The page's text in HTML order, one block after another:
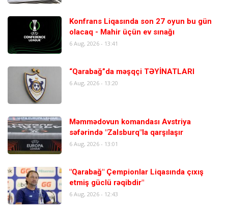
Konfrans Liqasında son 27 oyun bu gün
olacaq - Mahir üçün ev sınağı
6 Aug, 2026 - 13:41
“Qarabağ”da məşqçi TƏYİNATLARI
6 Aug, 2026 - 13:20
Məmmədovun komandası Avstriya
səfərində "Zalsburq"la qarşılaşır
6 Aug, 2026 - 13:01
"Qarabağ" Çempionlar Liqasında çıxış
etmiş güclü rəqibdir"
6 Aug, 2026 - 12:43